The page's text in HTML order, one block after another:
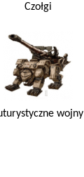
Czołgi
wojny